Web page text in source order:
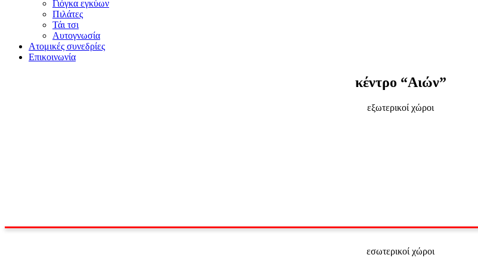
Γιόγκα εγκύων
Πιλάτες
Τάι τσι
Αυτογνωσία
Ατομικές συνεδρίες
Επικοινωνία
κέντρο “Αιών”
εξωτερικοί χώροι
εσωτερικοί χώροι